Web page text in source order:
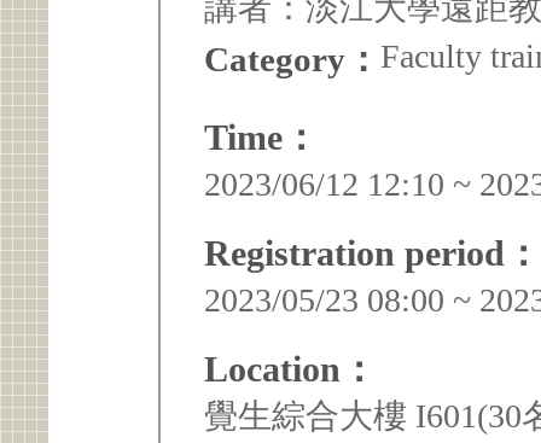
講者：淡江大學遠距
Category： Faculty
Time：
2023/06/12 12:10 ~
Registration period：
2023/05/23 08:00 ~
Location：
覺生綜合大樓 I601(30